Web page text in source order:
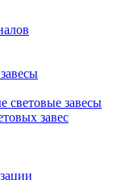
световые завесы
завес